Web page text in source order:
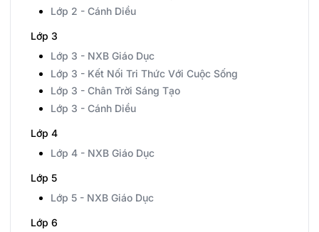
Lớp 2 - Cánh Diều
Lớp 3
Lớp 3 - NXB Giáo Dục
Lớp 3 - Kết Nối Tri Thức Với Cuộc Sống
Lớp 3 - Chân Trời Sáng Tạo
Lớp 3 - Cánh Diều
Lớp 4
Lớp 4 - NXB Giáo Dục
Lớp 5
Lớp 5 - NXB Giáo Dục
Lớp 6